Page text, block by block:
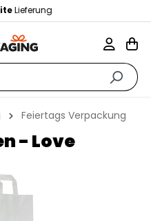
Lieferung
Feiertags Verpackung
- Love